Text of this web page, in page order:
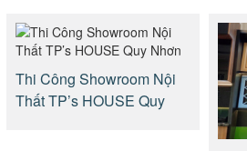
Thi Công Showroom Nội
Thất TP’s HOUSE Quy